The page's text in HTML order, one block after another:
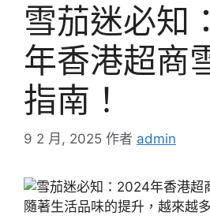
雪茄迷必知
年香港超商
指南！
9 2 月, 2025 作者 admin
隨著生活品味的提升，越來越